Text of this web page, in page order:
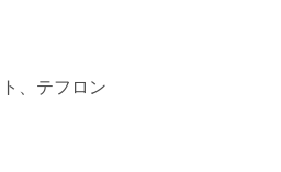
、テフロン